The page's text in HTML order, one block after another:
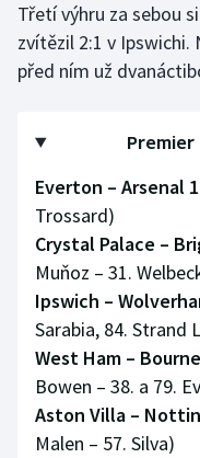
Short track
Sportovní střelba
Stolní tenis
Triatlon
Veslování
Vodní slalom
Volejbal
Ostatní
Třetí výhru za sebou
zvítězil 2:1 v Ipswichi.
před ním už
Premier
Everton – Arsenal
Trossard)
Crystal Palace –
Muňoz – 31.
Ipswich –
Sarabia, 84. Strand
West Ham –
Bowen – 38. a 79.
Aston Villa –
Malen – 57. Silva)